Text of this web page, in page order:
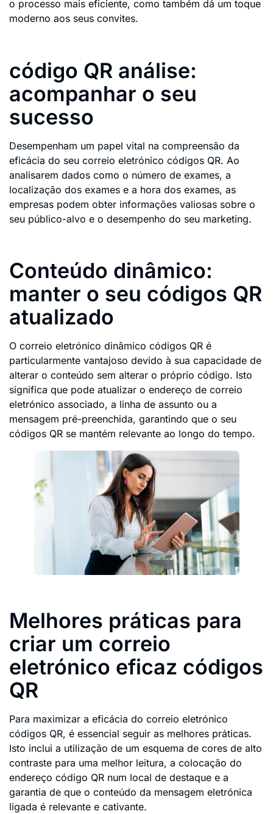
o processo mais eficiente, como também dá um toque
moderno aos seus convites.
código QR análise:
acompanhar o seu
sucesso
Desempenham um papel vital na compreensão da
eficácia do seu correio eletrónico códigos QR. Ao
analisarem dados como o número de exames, a
localização dos exames e a hora dos exames, as
empresas podem obter informações valiosas sobre o
seu público-alvo e o desempenho do seu marketing.
Conteúdo dinâmico:
manter o seu códigos QR
atualizado
O correio eletrónico dinâmico códigos QR é
particularmente vantajoso devido à sua capacidade de
alterar o conteúdo sem alterar o próprio código. Isto
significa que pode atualizar o endereço de correio
eletrónico associado, a linha de assunto ou a
mensagem pré-preenchida, garantindo que o seu
códigos QR se mantém relevante ao longo do tempo.
Melhores práticas para
criar um correio
eletrónico eficaz códigos
QR
Para maximizar a eficácia do correio eletrónico
códigos QR, é essencial seguir as melhores práticas.
Isto inclui a utilização de um esquema de cores de alto
contraste para uma melhor leitura, a colocação do
endereço código QR num local de destaque e a
garantia de que o conteúdo da mensagem eletrónica
ligada é relevante e cativante.